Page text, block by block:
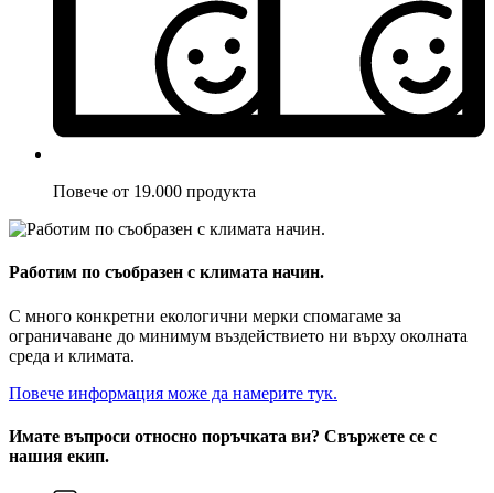
Повече от 19.000 продукта
Работим по съобразен с климата начин.
С много конкретни екологични мерки спомагаме за
ограничаване до минимум въздействието ни върху околната
среда и климата.
Повече информация може да намерите тук.
Имате въпроси относно поръчката ви? Свържете се с
нашия екип.